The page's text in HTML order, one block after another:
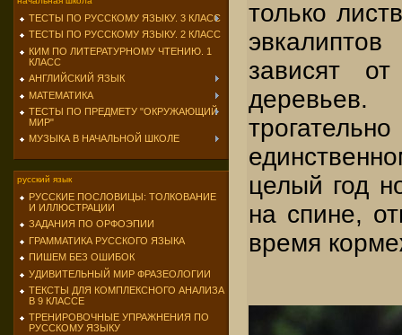
ТЕСТЫ ПО РУССКОМУ ЯЗЫКУ. 3 КЛАСС
ТЕСТЫ ПО РУССКОМУ ЯЗЫКУ. 2 КЛАСС
КИМ ПО ЛИТЕРАТУРНОМУ ЧТЕНИЮ. 1
КЛАСС
АНГЛИЙСКИЙ ЯЗЫК
МАТЕМАТИКА
ТЕСТЫ ПО ПРЕДМЕТУ "ОКРУЖАЮЩИЙ
МИР"
МУЗЫКА В НАЧАЛЬНОЙ ШКОЛЕ
русский язык
РУССКИЕ ПОСЛОВИЦЫ: ТОЛКОВАНИЕ
И ИЛЛЮСТРАЦИИ
ЗАДАНИЯ ПО ОРФОЭПИИ
ГРАММАТИКА РУССКОГО ЯЗЫКА
ПИШЕМ БЕЗ ОШИБОК
УДИВИТЕЛЬНЫЙ МИР ФРАЗЕОЛОГИИ
ТЕКСТЫ ДЛЯ КОМПЛЕКСНОГО АНАЛИЗА
В 9 КЛАССЕ
ТРЕНИРОВОЧНЫЕ УПРАЖНЕНИЯ ПО
РУССКОМУ ЯЗЫКУ
только
зави­сят от
целый год
на спине,
время